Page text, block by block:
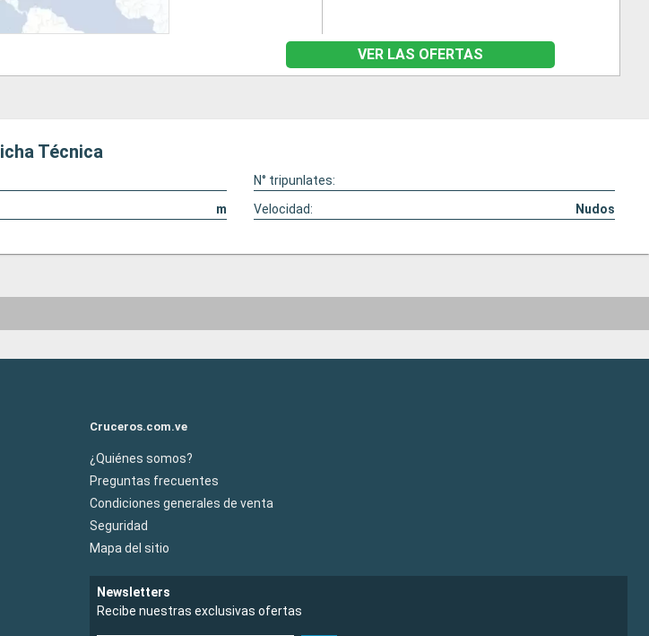
VER LAS OFERTAS
Técnica
N° tripunlates:
m Velocidad: Nudos
Cruceros.com.ve
¿Quiénes somos?
Preguntas frecuentes
Condiciones generales de venta
Seguridad
Mapa del sitio
Newsletters
Recibe nuestras exclusivas ofertas